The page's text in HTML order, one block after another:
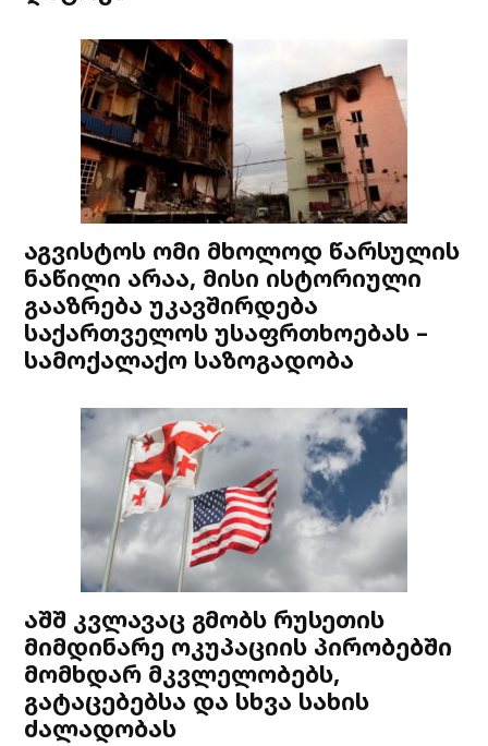
აგვისტოს ომი მხოლოდ წარსულის
ნაწილი არაა, მისი ისტორიული
გააზრება უკავშირდება
საქართველოს უსაფრთხოებას –
სამოქალაქო საზოგადობა
აშშ კვლავაც გმობს რუსეთის
მიმდინარე ოკუპაციის პირობებში
მომხდარ მკვლელობებს,
გატაცებებსა და სხვა სახის
ძალადობას